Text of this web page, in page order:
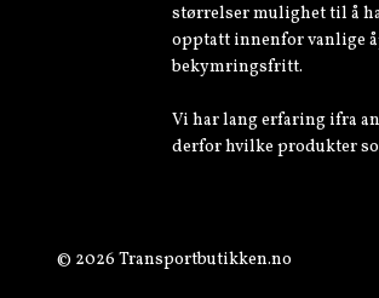
størrelser mulighet til å
opptatt innenfor vanlige
bekymringsfritt.
Vi har lang erfaring ifra
derfor hvilke produkter
© 2026 Transportbutikken.no